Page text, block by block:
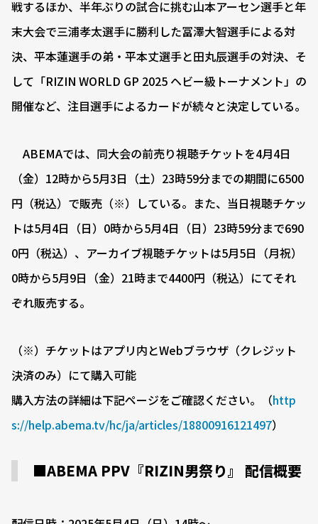
戦するほか、半年ぶりの試合に挑む山本アーセン選手と年
末大会で三浦孝太選手に勝利した冨澤大智選手による対
決、平本蓮選手の弟・平本丈選手と田丸辰選手の対決、そ
して「RIZIN WORLD GP 2025 ヘビー級トーナメント」の
開催など、注目選手によるカードが続々と決定している。
ABEMAでは、同大会の前売り視聴チケットを4月4日
（金）12時から5月3日（土）23時59分までの期間に6500
円（税込）で販売（※）している。また、当日視聴チケッ
トは5月4日（日）0時から5月4日（日）23時59分まで690
0円（税込）、アーカイブ視聴チケットは5月5日（月祝）
0時から5月9日（金）21時まで4400円（税込）にてそれ
ぞれ販売する。
（※）チケットはアプリ内とWebブラウザ（クレジット
決済のみ）にて購入可能
購入方法の詳細は下記ページをご確認ください。（http
s://help.abema.tv/hc/ja/articles/18800916121497）
■ABEMA PPV『RIZIN男祭り』 配信概要